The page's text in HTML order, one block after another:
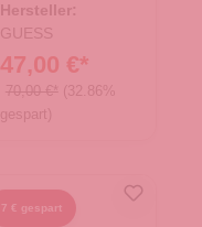
Hersteller:
GUESS
47,00 €*
70,00 €* (32.86%
gespart)
7 € gespart